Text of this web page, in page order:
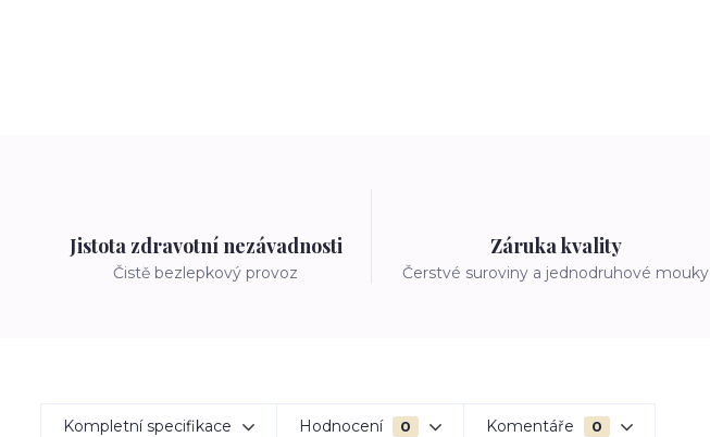
Jistota zdravotní nezávadnosti
Čistě bezlepkový provoz
Záruka kvality
Čerstvé suroviny a jednodruhové mouky
Kompletní specifikace Hodnocení 0 Komentáře 0